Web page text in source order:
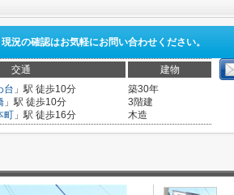
現況の確認はお気軽にお問い合わせください。
交通 建物
台 」駅 徒歩10分
」駅 徒歩10分
町 」駅 徒歩16分
築30年
3階建
木造